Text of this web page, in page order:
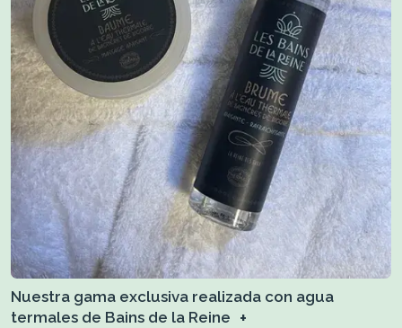
Nuestra gama exclusiva realizada con agua
termales de Bains de la Reine